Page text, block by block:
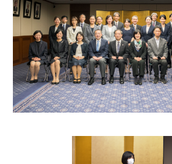
当部門について